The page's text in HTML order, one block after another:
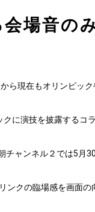
場音の
ら現在もオリンピッ
に演技を披露するコ
チャンネル２では5月
ンクの臨場感を画面の